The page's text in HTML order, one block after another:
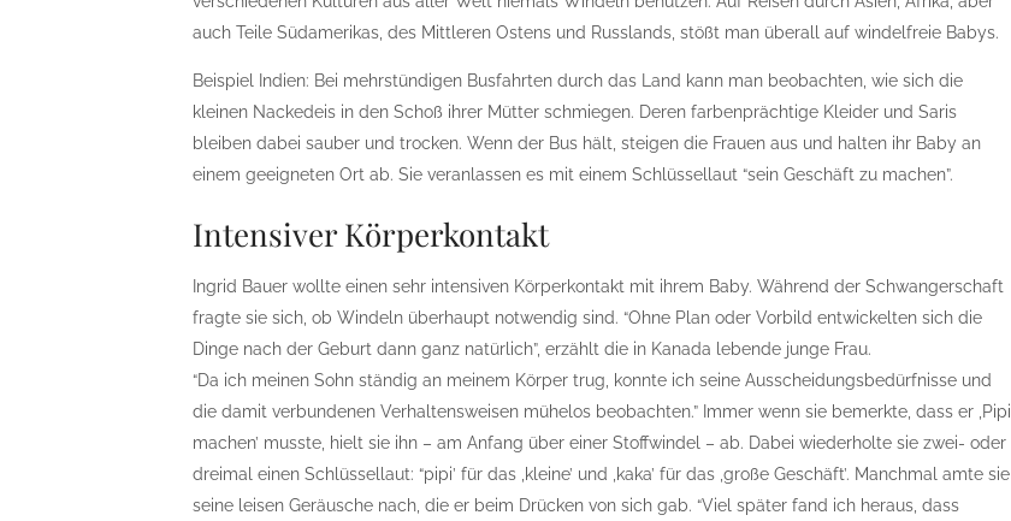
auch Teile Südamerikas, des Mittleren Ostens und Russlands, stößt man überall auf windelfreie Babys.
Beispiel Indien: Bei mehrstündigen Busfahrten durch das Land kann man beobachten, wie sich die
kleinen Nackedeis in den Schoß ihrer Mütter schmiegen. Deren farbenprächtige Kleider und Saris
bleiben dabei sauber und trocken. Wenn der Bus hält, steigen die Frauen aus und halten ihr Baby an
einem geeigneten Ort ab. Sie veranlassen es mit einem Schlüssellaut “sein Geschäft zu machen”.
Intensiver Körperkontakt
Ingrid Bauer wollte einen sehr intensiven Körperkontakt mit ihrem Baby. Während der Schwangerschaft
fragte sie sich, ob Windeln überhaupt notwendig sind. “Ohne Plan oder Vorbild entwickelten sich die
Dinge nach der Geburt dann ganz natürlich”, erzählt die in Kanada lebende junge Frau.
“Da ich meinen Sohn ständig an meinem Körper trug, konnte ich seine Ausscheidungsbedürfnisse und
die damit verbundenen Verhaltensweisen mühelos beobachten.” Immer wenn sie bemerkte, dass er ,Pipi
machen’ musste, hielt sie ihn – am Anfang über einer Stoffwindel – ab. Dabei wiederholte sie zwei- oder
dreimal einen Schlüssellaut: “pipi’ für das ,kleine’ und ,kaka’ für das ,große Geschäft’. Manchmal amte sie
seine leisen Geräusche nach, die er beim Drücken von sich gab. “Viel später fand ich heraus, dass